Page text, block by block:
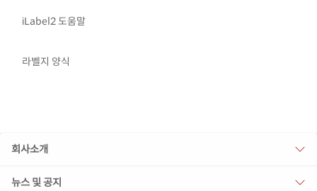
iLabel2 도움말
라벨지 양식
회사소개
뉴스 및 공지